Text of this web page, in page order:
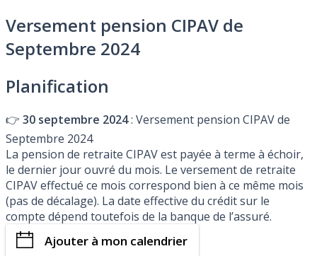
Versement pension CIPAV de
Septembre 2024
Planification
👉 30 septembre 2024: Versement pension CIPAV de
Septembre 2024
La pension de retraite CIPAV est payée à terme à échoir,
le dernier jour ouvré du mois. Le versement de retraite
CIPAV effectué ce mois correspond bien à ce même mois
(pas de décalage). La date effective du crédit sur le
compte dépend toutefois de la banque de l’assuré.
Ajouter à mon calendrier